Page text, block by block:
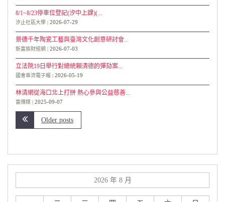
8/1~8/23停車位登記(汐中上課)(...
汐止社區大學 2026-07-29
景德千年陶瓷工藝與臺灣文化創意研討會...
新富族財經網 2026-07-03
立法院19日舉行對總統賴清德的彈劾案...
國會串流電子報 2026-05-19
林清網從海口北上打拼 熱心參與公益慈善...
富傳媒 2025-09-07
Older posts
2026 年 8 月